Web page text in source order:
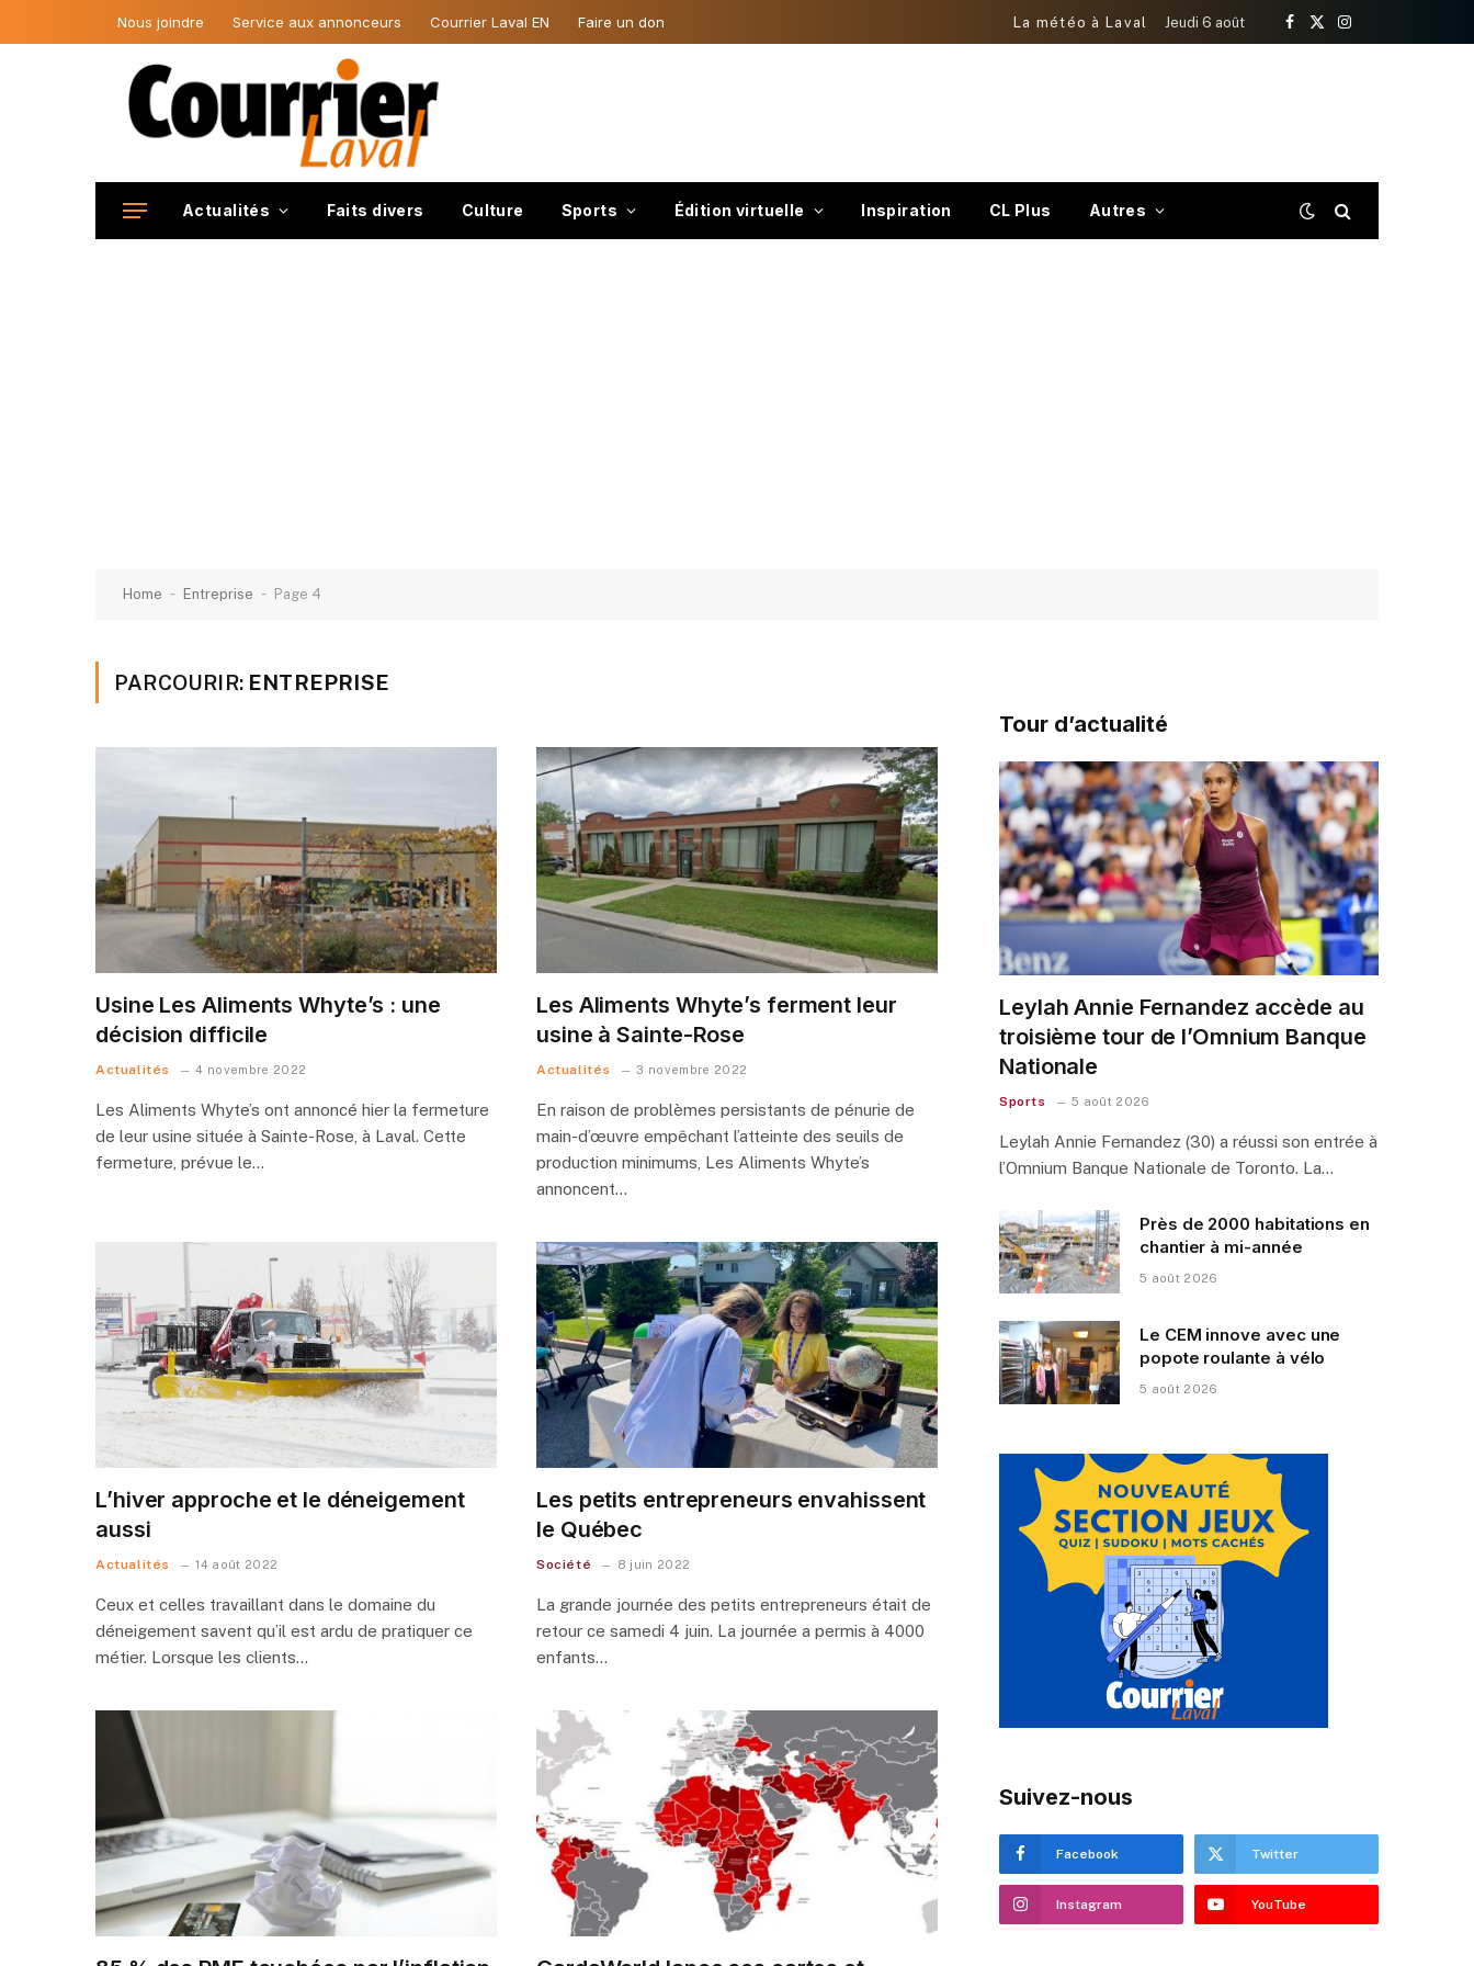
Nous joindre Service aux annonceurs Courrier Laval EN Faire un don La météo à Laval Jeudi 6 août
Facebook
X
Instagram
Actualités Faits divers Culture Sports Édition virtuelle Inspiration CL Plus Autres
Home - Entreprise - Page 4
PARCOURIR: ENTREPRISE
Usine Les Aliments Whyte’s : une
décision difficile
Actualités 4 novembre 2022
Les Aliments Whyte’s ont annoncé hier la fermeture
de leur usine située à Sainte-Rose, à Laval. Cette
fermeture, prévue le…
Les Aliments Whyte’s ferment leur
usine à Sainte-Rose
Actualités 3 novembre 2022
En raison de problèmes persistants de pénurie de
main-d’œuvre empêchant l’atteinte des seuils de
production minimums, Les Aliments Whyte’s
annoncent…
L’hiver approche et le déneigement
aussi
Actualités 14 août 2022
Ceux et celles travaillant dans le domaine du
déneigement savent qu’il est ardu de pratiquer ce
métier. Lorsque les clients…
Les petits entrepreneurs envahissent
le Québec
Société 8 juin 2022
La grande journée des petits entrepreneurs était de
retour ce samedi 4 juin. La journée a permis à 4000
enfants…
Tour d’actualité
Leylah Annie Fernandez accède au
troisième tour de l’Omnium Banque
Nationale
Sports 5 août 2026
Leylah Annie Fernandez (30) a réussi son entrée à
l’Omnium Banque Nationale de Toronto. La…
Près de 2000 habitations en
chantier à mi-année
5 août 2026
Le CEM innove avec une
popote roulante à vélo
5 août 2026
Suivez-nous
Facebook Twitter
Instagram YouTube